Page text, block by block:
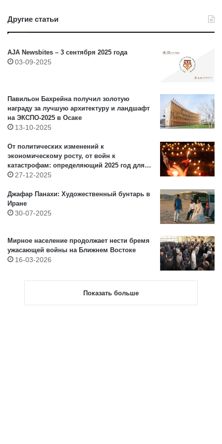
Другие статьи
AJA Newsbites – 3 сентября 2025 года
03-09-2025
Павильон Бахрейна получил золотую
награду за лучшую архитектуру и ландшафт
на ЭКСПО-2025 в Осаке
13-10-2025
От политических изменений к
экономическому росту, от войн к
катастрофам: определяющий 2025 год для
Азии (IX) – Непал
27-12-2025
Джафар Панахи: Художественный бунтарь в
Иране
30-07-2025
Мирное население продолжает нести бремя
ужасающей войны на Ближнем Востоке
16-03-2026
Показать больше